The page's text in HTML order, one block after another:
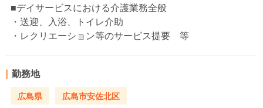
■デイサービスにおける介護業務全般
・送迎、入浴、トイレ介助
・レクリエーション等のサービス提要 等
勤務地
広島県 広島市安佐北区